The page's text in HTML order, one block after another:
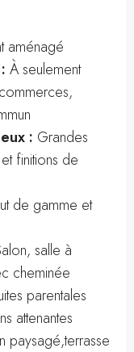
aménagé
À seulement
: Grandes
finitions de
de gamme et
salle à
cheminée
parentales
attenantes
paysagé,terrasse